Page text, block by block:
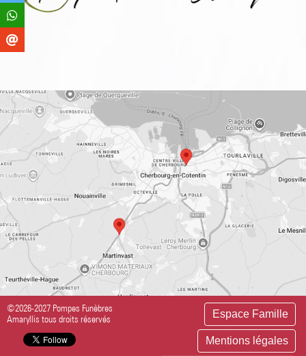
©2026-2027 Pompes Funèbres
Amaryllis tous droits réservés
Espace Famille
Mentions légales